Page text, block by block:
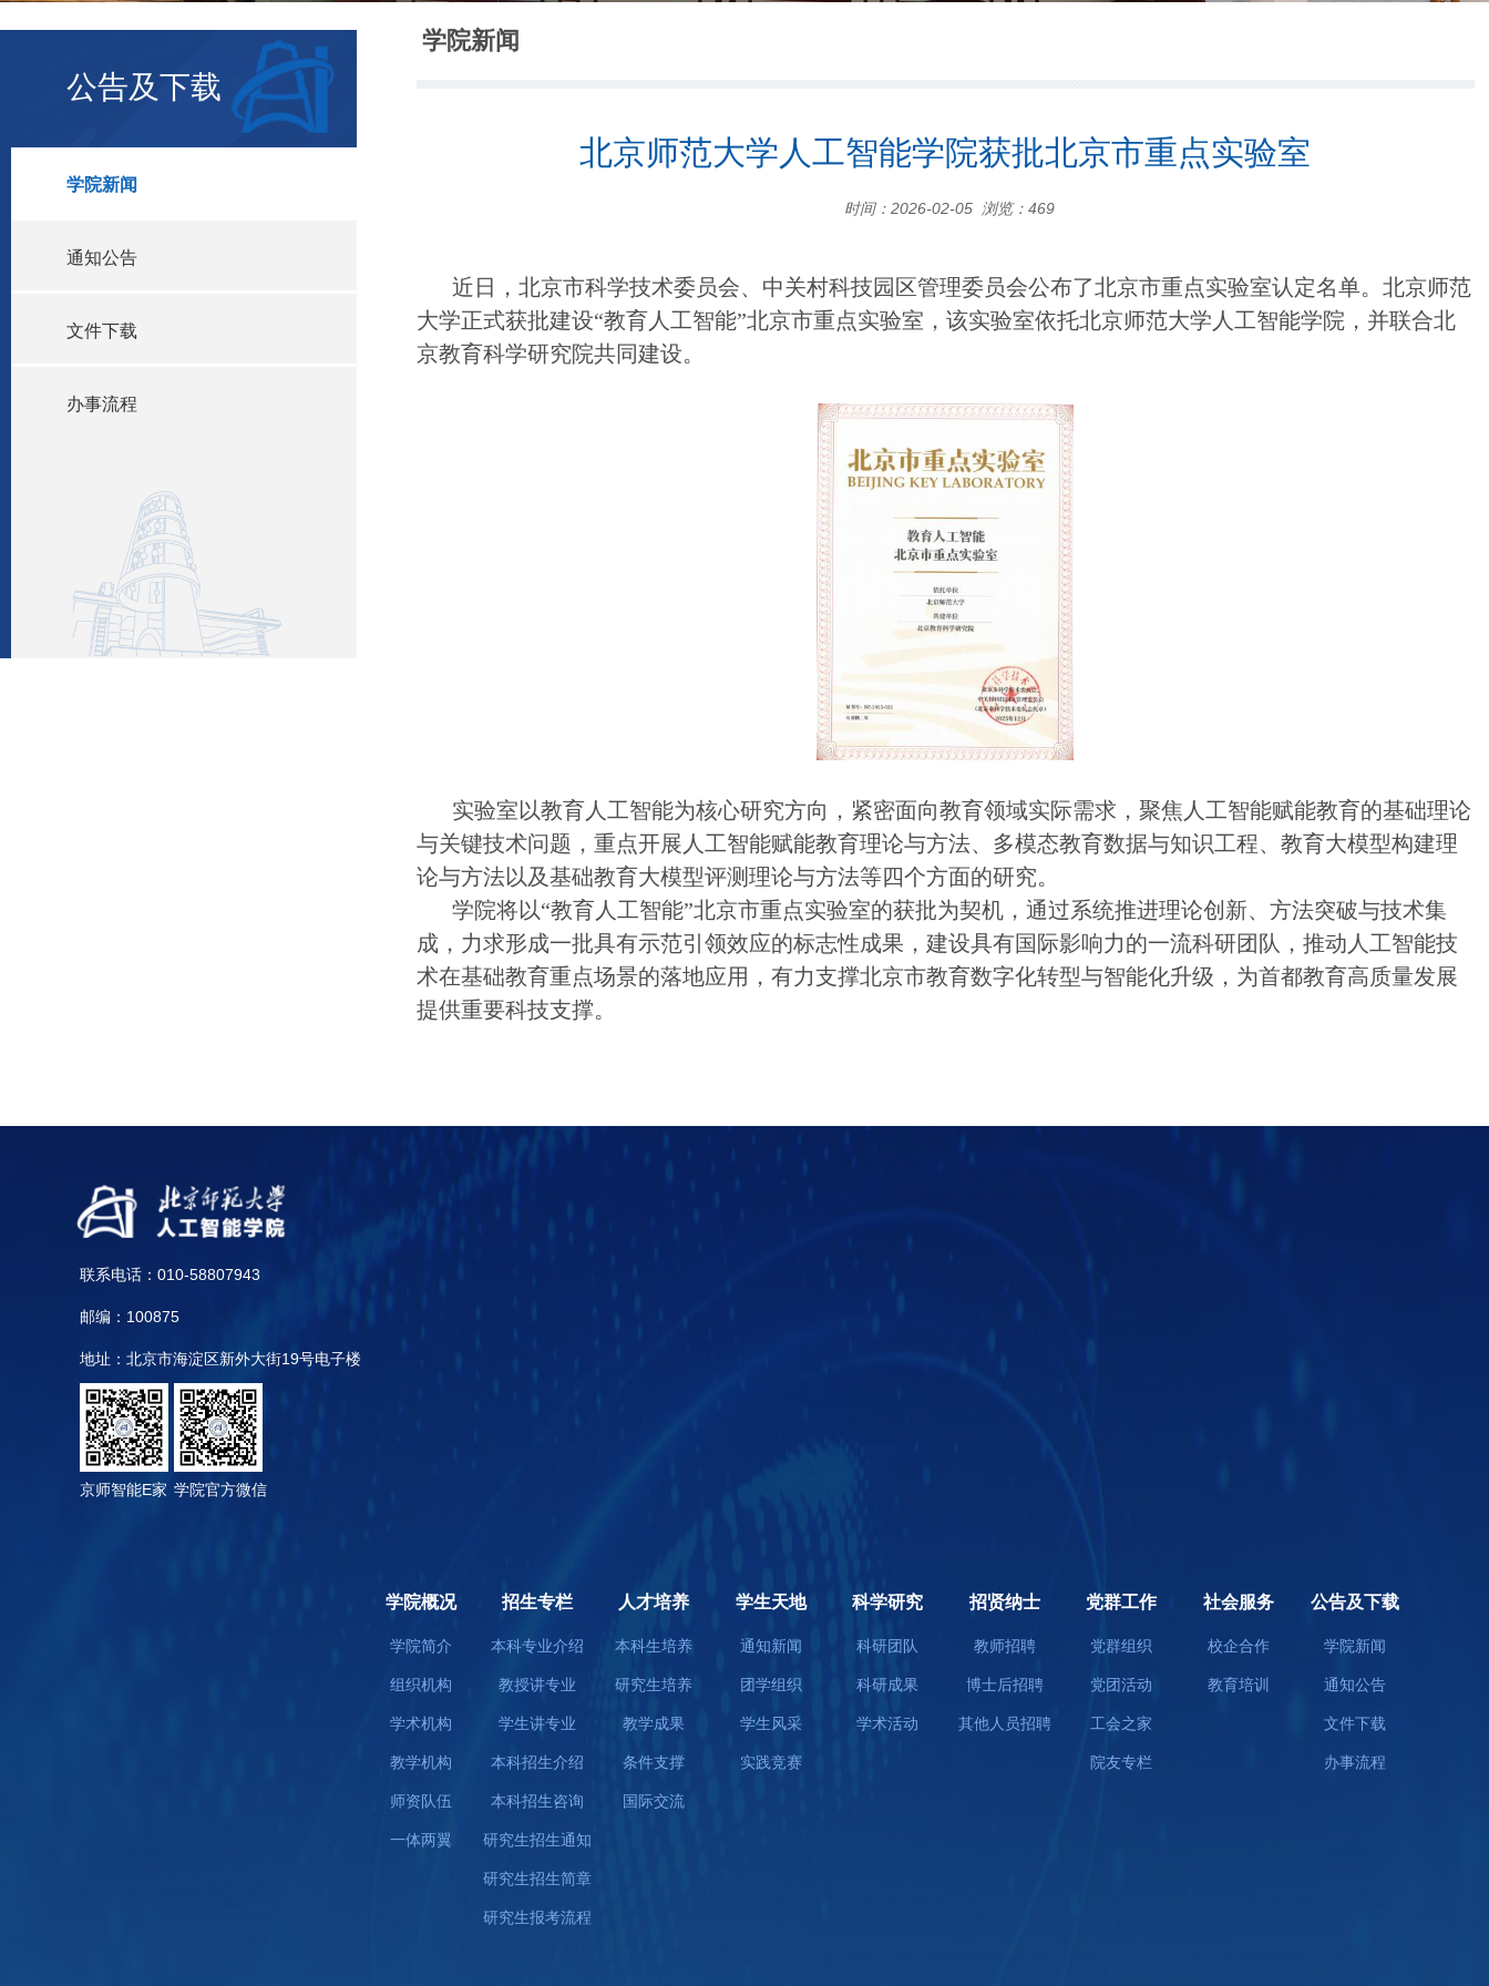
公告及下载
学院新闻
通知公告
文件下载
办事流程
学院新闻
北京师范大学人工智能学院获批北京市重点实验室
时间：2026-02-05 浏览：469
近日，北京市科学技术委员会、中关村科技园区管理委员会公布了北京市重点实验室认定名单。北京师范
大学正式获批建设“教育人工智能”北京市重点实验室，该实验室依托北京师范大学人工智能学院，并联合北
京教育科学研究院共同建设。
实验室以教育人工智能为核心研究方向，紧密面向教育领域实际需求，聚焦人工智能赋能教育的基础理论
与关键技术问题，重点开展人工智能赋能教育理论与方法、多模态教育数据与知识工程、教育大模型构建理
论与方法以及基础教育大模型评测理论与方法等四个方面的研究。
学院将以“教育人工智能”北京市重点实验室的获批为契机，通过系统推进理论创新、方法突破与技术集
成，力求形成一批具有示范引领效应的标志性成果，建设具有国际影响力的一流科研团队，推动人工智能技
术在基础教育重点场景的落地应用，有力支撑北京市教育数字化转型与智能化升级，为首都教育高质量发展
提供重要科技支撑。
联系电话：010-58807943
邮编：100875
地址：北京市海淀区新外大街19号电子楼
京师智能E家 学院官方微信
学院概况
学院简介
组织机构
学术机构
教学机构
师资队伍
一体两翼
招生专栏
本科专业介绍
教授讲专业
学生讲专业
本科招生介绍
本科招生咨询
研究生招生通知
研究生招生简章
研究生报考流程
人才培养
本科生培养
研究生培养
教学成果
条件支撑
国际交流
学生天地
通知新闻
团学组织
学生风采
实践竞赛
科学研究
科研团队
科研成果
学术活动
招贤纳士
教师招聘
博士后招聘
其他人员招聘
党群工作
党群组织
党团活动
工会之家
院友专栏
社会服务
校企合作
教育培训
公告及下载
学院新闻
通知公告
文件下载
办事流程